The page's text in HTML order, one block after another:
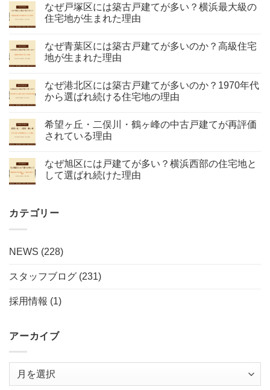
なぜ戸塚区には築古戸建てが多い？横浜最大級の
住宅地が生まれた理由
なぜ青葉区には築古戸建てが多いのか？高級住宅
地が生まれた理由
なぜ港北区には築古戸建てが多いのか？1970年代
から選ばれ続ける住宅地の理由
希望ヶ丘・二俣川・鶴ヶ峰の中古戸建てが再評価
されている理由
なぜ旭区には戸建てが多い？横浜西部の住宅地と
して選ばれ続けた理由
カテゴリー
NEWS (228)
スタッフブログ (231)
採用情報 (1)
アーカイブ
ー